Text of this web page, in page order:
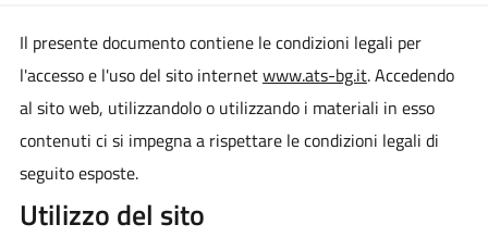
Il presente documento contiene le condizioni legali per
l'accesso e l'uso del sito internetwww.ats-bg.it. Accedendo
al sito web, utilizzandolo o utilizzando i materiali in esso
contenuti ci si impegna a rispettare le condizioni legali di
seguito esposte.
Utilizzo del sito